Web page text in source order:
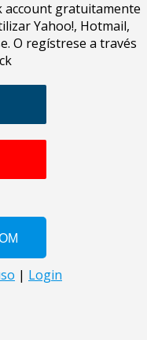
account gratuitamente
Yahoo!, Hotmail,
O regístrese a través
| Login